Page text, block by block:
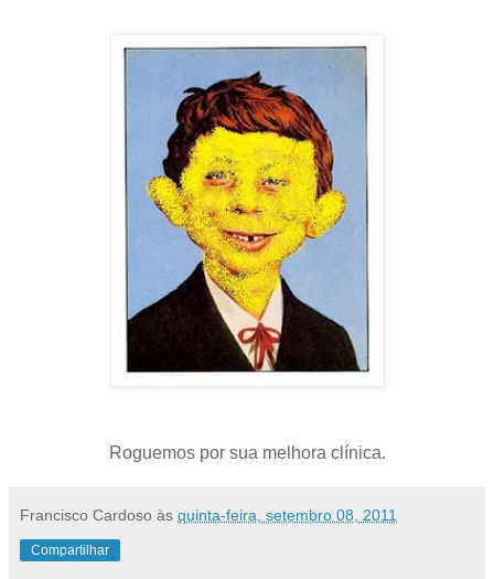
Roguemos por sua melhora clínica.
Francisco Cardoso às quinta-feira, setembro 08, 2011
Compartilhar